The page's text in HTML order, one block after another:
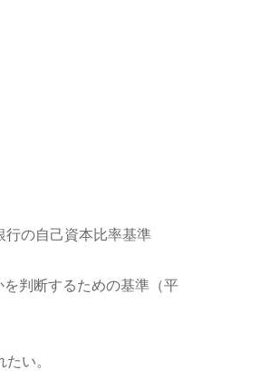
の自己資本比率基準
判断するための基準（平
い。